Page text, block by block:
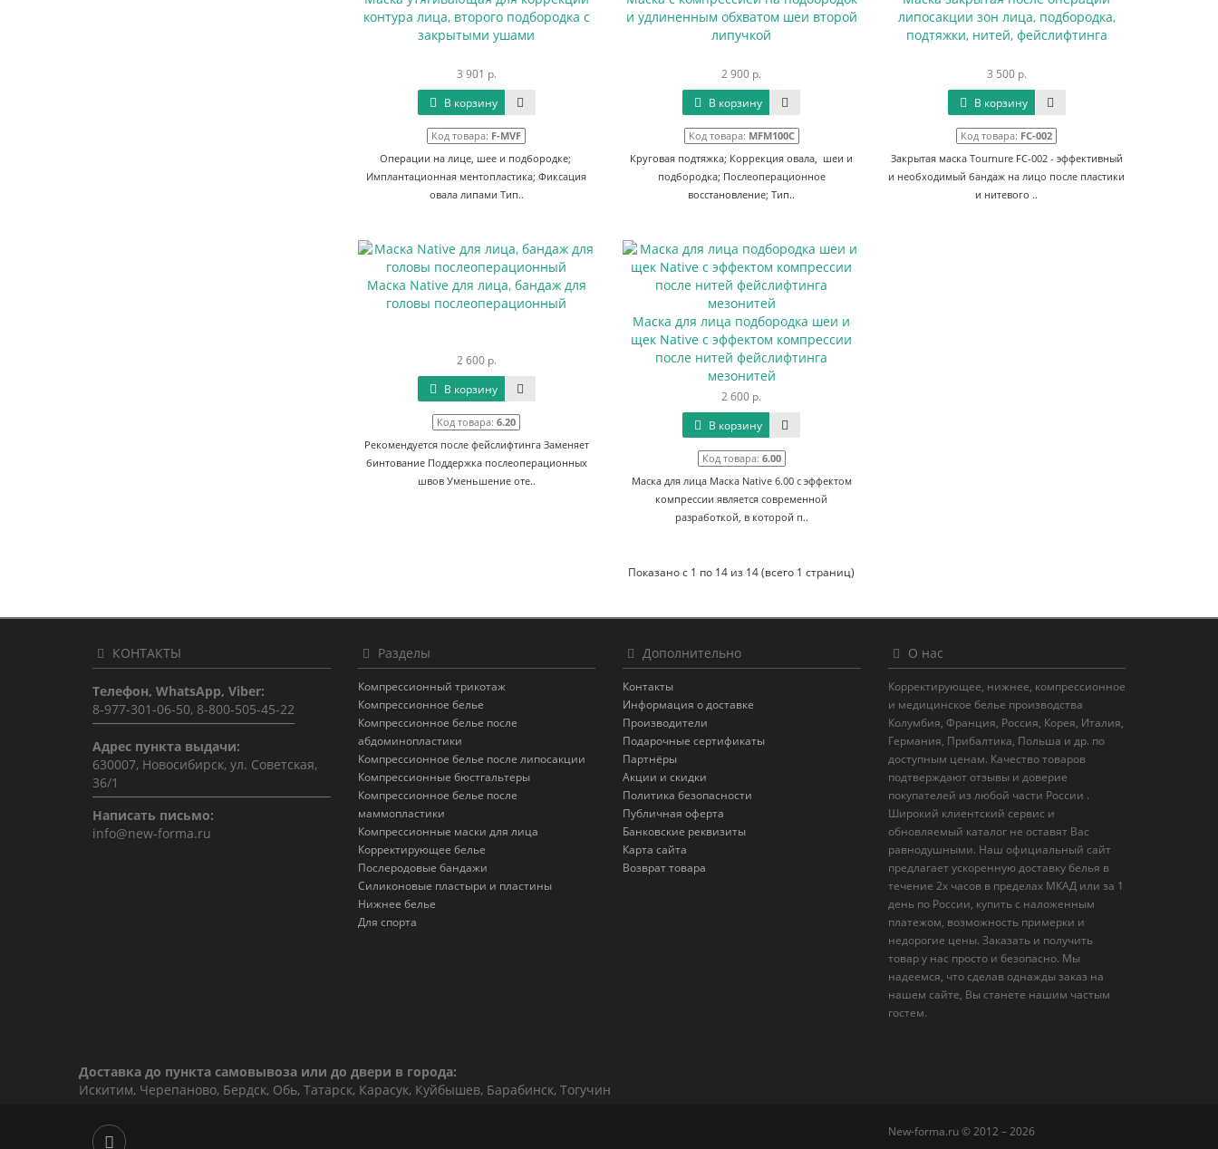
контура лица, второго подбородка с
закрытыми ушами
3 901 р.
В корзину
Код товара: F-MVF
Операции на лице, шее и подбородке;
Имплантационная ментопластика; Фиксация
овала липами Тип..
и удлиненным обхватом шеи второй
липучкой
2 900 р.
В корзину
Код товара: MFM100C
Круговая подтяжка; Коррекция овала, шеи и
подбородка; Послеоперационное
восстановление; Тип..
липосакции зон лица, подбородка,
подтяжки, нитей, фейслифтинга
3 500 р.
В корзину
Код товара: FC-002
Закрытая маска Tournure FC-002 - эффективный
и необходимый бандаж на лицо после пластики
и нитевого ..
Маска Native для лица, бандаж для
головы послеоперационный
2 600 р.
В корзину
Код товара:6.20
Рекомендуется после фейслифтинга Заменяет
бинтование Поддержка послеоперационных
швов Уменьшение оте..
Маска для лица подбородка шеи и
щек Native с эффектом компрессии
после нитей фейслифтинга
мезонитей
2 600 р.
В корзину
Код товара: 6.00
Маска для лица Маска Native 6.00 с эффектом
компрессии является современной
разработкой, в которой п..
Показано с 1 по 14 из 14 (всего 1 страниц)
КОНТАКТЫ
Телефон, WhatsApp, Viber:
8-977-301-06-50, 8-800-505-45-22
Адрес пункта выдачи:
630007, Новосибирск, ул. Советская,
36/1
Написать письмо:
info@new-forma.ru
Разделы
Компрессионный трикотаж
Компрессионное белье
Компрессионное белье после
абдоминопластики
Компрессионное белье после липосакции
Компрессионные бюстгальтеры
Компрессионное белье после
маммопластики
Компрессионные маски для лица
Корректирующее белье
Послеродовые бандажи
Силиконовые пластыри и пластины
Нижнее белье
Для спорта
Дополнительно
Контакты
Информация о доставке
Производители
Подарочные сертификаты
Партнёры
Акции и скидки
Политика безопасности
Публичная оферта
Банковские реквизиты
Карта сайта
Возврат товара
О нас
Корректирующее, нижнее, компрессионное
и медицинское белье производства
Колумбия, Франция, Россия, Корея, Италия,
Германия, Прибалтика, Польша и др. по
доступным ценам. Качество товаров
подтверждают отзывы и доверие
покупателей из любой части России .
Широкий клиентский сервис и
обновляемый каталог не оставят Вас
равнодушными. Наш официальный сайт
предлагает ускоренную доставку белья в
течение 2х часов в пределах МКАД или за 1
день по России, купить с наложенным
платежом, возможность примерки и
недорогие цены. Заказать и получить
товар у нас просто и безопасно. Мы
надеемся, что сделав однажды заказ на
нашем сайте, Вы станете нашим частым
гостем.
Доставка до пункта самовывоза или до двери в города:
Искитим, Черепаново, Бердск, Обь, Татарск, Карасук, Куйбышев, Барабинск, Тогучин
New-forma.ru © 2012 – 2026